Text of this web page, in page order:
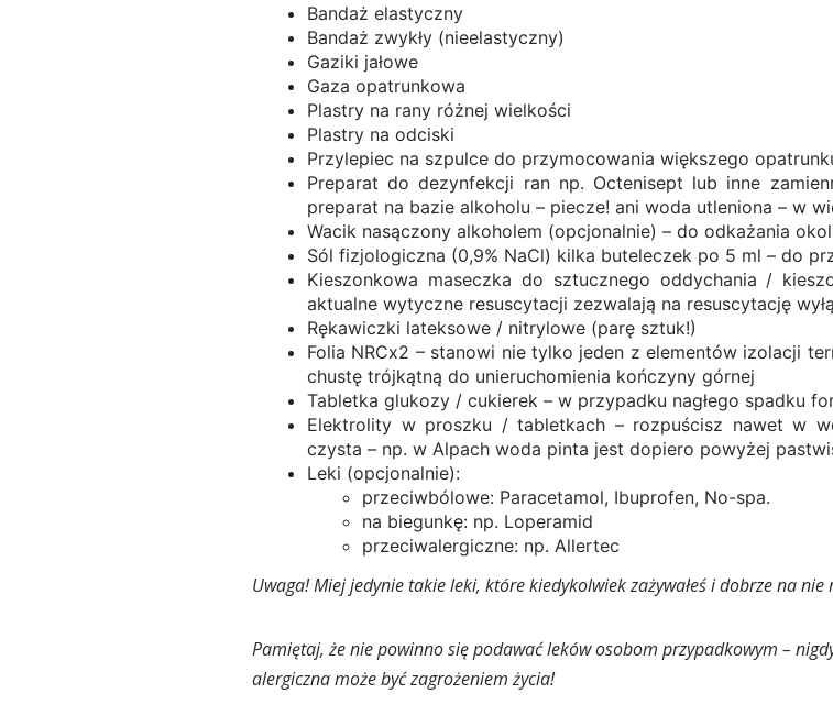
Bandaż elastyczny
Bandaż zwykły (nieelastyczny)
Gaziki jałowe
Gaza opatrunkowa
Plastry na rany różnej wielkości
Plastry na odciski
Przylepiec na szpulce do przymocowania większego
Preparat do dezynfekcji ran np. Octenisept lub inne
preparat na bazie alkoholu – piecze! ani woda utleniona – w
Wacik nasączony alkoholem (opcjonalnie) – do odkażania
Sól fizjologiczna (0,9% NaCl) kilka buteleczek po 5 ml – do
Kieszonkowa maseczka do sztucznego oddychania /
aktualne wytyczne resuscytacji zezwalają na resuscytację
Rękawiczki lateksowe / nitrylowe (parę sztuk!)
Folia NRCx2 – stanowi nie tylko jeden z elementów izolacji
chustę trójkątną do unieruchomienia kończyny górnej
Tabletka glukozy / cukierek – w przypadku nagłego spadku
Elektrolity w proszku / tabletkach – rozpuścisz nawet w
czysta – np. w Alpach woda pinta jest dopiero powyżej
Leki (opcjonalnie):
przeciwbólowe: Paracetamol, Ibuprofen, No-spa.
na biegunkę: np. Loperamid
przeciwalergiczne: np. Allertec
Uwaga! Miej jedynie takie leki, które kiedykolwiek zażywałeś i dobrze na nie
Pamiętaj, że nie powinno się podawać leków osobom przypadkowym –
alergiczna może być zagrożeniem życia!